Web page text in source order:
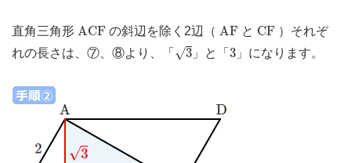
直角三角形 ACF
A CF の斜辺を除く2辺（ AF
A F と CF
CF ）それぞ
れの長さは、⑦、⑧より、「 √3 」と「 3
3 」になります。